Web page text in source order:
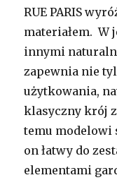
RUE PARIS
materiałem. W
innymi
zapewnia nie
użytkowania,
klasyczny krój
temu modelowi
on łatwy do
elementami